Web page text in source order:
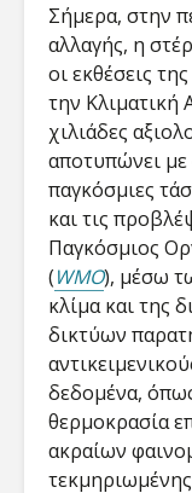
Σήμερα, στην
αλλαγής, η
οι εκθέσεις
την Κλιματική
χιλιάδες
αποτυπώνει με
παγκόσμιες
και τις
Παγκόσμιος
(WMO), μέσω
κλίμα και της
δικτύων
δεδομένα,
θερμοκρασία
ακραίων